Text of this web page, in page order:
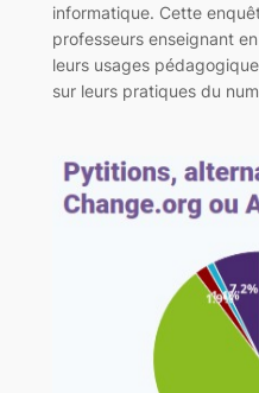
informatique. Cette
professeurs enseignant
leurs usages
sur leurs pratiques du